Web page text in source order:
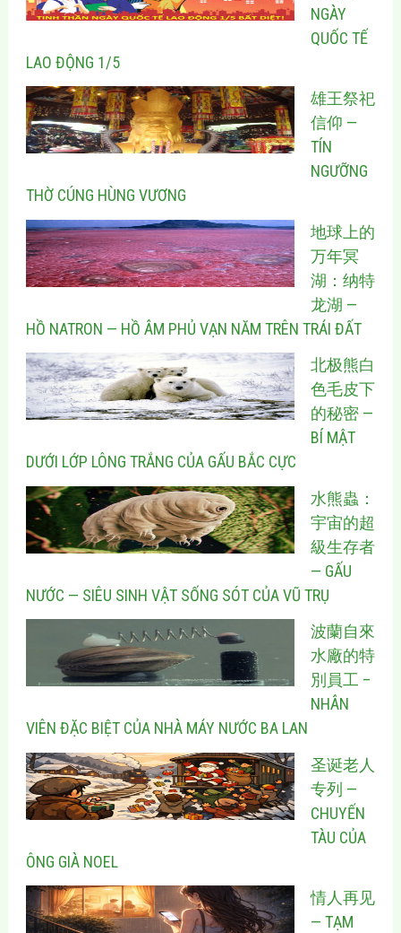
NGÀY
QUỐC TẾ
LAO ĐỘNG 1/5
雄王祭祀
信仰 —
TÍN
NGƯỠNG
THỜ CÚNG HÙNG VƯƠNG
地球上的
万年冥
湖：纳特
龙湖 —
HỒ NATRON — HỒ ÂM PHỦ VẠN NĂM TRÊN TRÁI ĐẤT
北极熊白
色毛皮下
的秘密 —
BÍ MẬT
DƯỚI LỚP LÔNG TRẮNG CỦA GẤU BẮC CỰC
水熊蟲：
宇宙的超
級生存者
— GẤU
NƯỚC — SIÊU SINH VẬT SỐNG SÓT CỦA VŨ TRỤ
波蘭自來
水廠的特
別員工 –
NHÂN
VIÊN ĐẶC BIỆT CỦA NHÀ MÁY NƯỚC BA LAN
圣诞老人
专列 —
CHUYẾN
TÀU CỦA
ÔNG GIÀ NOEL
情人再见
— TẠM